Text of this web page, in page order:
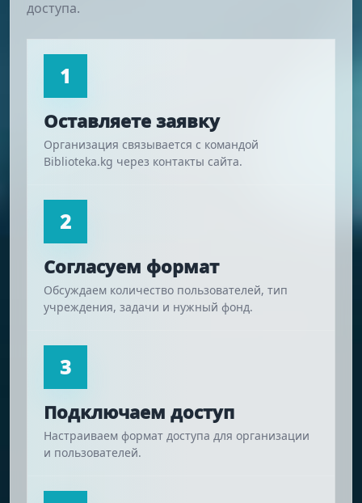
доступа.
1
Оставляете заявку
Организация связывается с командой
Biblioteka.kg через контакты сайта.
2
Согласуем формат
Обсуждаем количество пользователей, тип
учреждения, задачи и нужный фонд.
3
Подключаем доступ
Настраиваем формат доступа для организации
и пользователей.